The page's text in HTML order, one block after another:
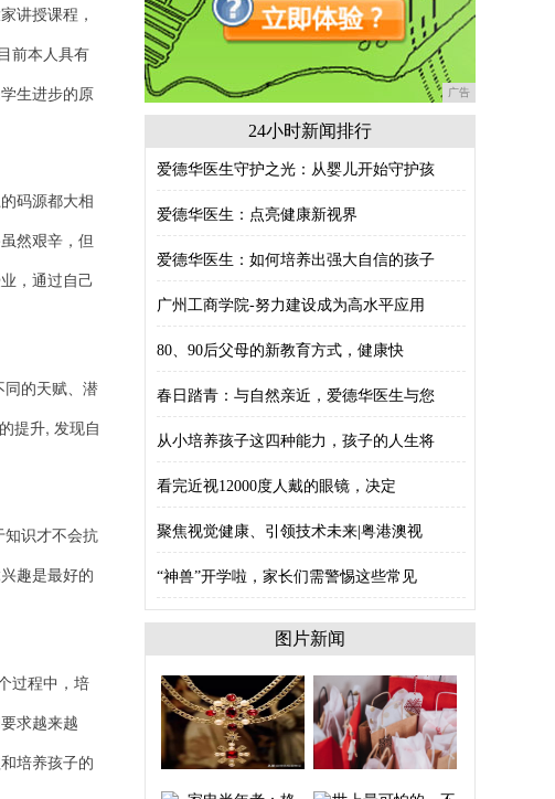
讲授课程，
前本人具有
生进步的原
码源都大相
然艰辛，但
，通过自己
的天赋、潜
提升, 发现自
识才不会抗
趣是最好的
过程中，培
求越来越
培养孩子的
广告
24小时新闻排行
爱德华医生守护之光：从婴儿开始守护孩
爱德华医生：点亮健康新视界
爱德华医生：如何培养出强大自信的孩子
广州工商学院-努力建设成为高水平应用
80、90后父母的新教育方式，健康快
春日踏青：与自然亲近，爱德华医生与您
从小培养孩子这四种能力，孩子的人生将
看完近视12000度人戴的眼镜，决定
聚焦视觉健康、引领技术未来|粤港澳视
“神兽”开学啦，家长们需警惕这些常见
图片新闻